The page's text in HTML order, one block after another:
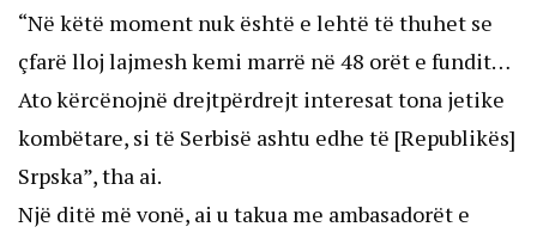
“Në këtë moment nuk është e lehtë të thuhet se
çfarë lloj lajmesh kemi marrë në 48 orët e fundit…
Ato kërcënojnë drejtpërdrejt interesat tona jetike
kombëtare, si të Serbisë ashtu edhe të [Republikës]
Srpska”, tha ai.
Një ditë më vonë, ai u takua me ambasadorët e